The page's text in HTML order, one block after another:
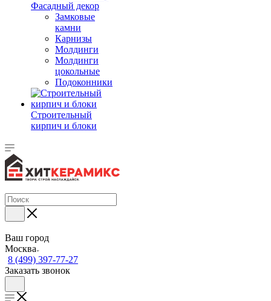
Фасадный декор
Замковые
камни
Карнизы
Молдинги
Молдинги
цокольные
Подоконники
Строительный
кирпич и блоки
Ваш город
Москва
8 (499) 397-77-27
Заказать звонок